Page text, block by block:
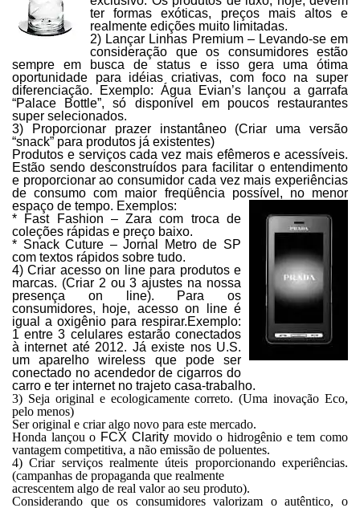
ter formas exóticas, preços mais altos e
realmente edições muito limitadas.
2) Lançar Linhas Premium – Levando-se em
consideração que os consumidores estão
sempre em busca de status e isso gera uma ótima
oportunidade para idéias criativas, com foco na super
diferenciação. Exemplo: Água Evian’s lançou a garrafa
“Palace Bottle”, só disponível em poucos restaurantes
super selecionados.
3) Proporcionar prazer instantâneo (Criar uma versão
“snack” para produtos já existentes)
Produtos e serviços cada vez mais efêmeros e acessíveis.
Estão sendo desconstruídos para facilitar o entendimento
e proporcionar ao consumidor cada vez mais experiências
de consumo com maior freqüência possível, no menor
espaço de tempo. Exemplos:
* Fast Fashion –Zaracom troca de
coleções rápidas e preço baixo.
* Snack Cuture –Jornal Metrode SP
com textos rápidos sobre tudo.
4) Criar acesso on line para produtos e
marcas. (Criar 2 ou 3 ajustes na nossa
presença on line). Para os
consumidores, hoje, acesso on line é
igual a oxigênio para respirar.Exemplo:
1 entre 3 celulares estarão conectados
à internet até 2012. Já existe nos U.S.
um aparelho wireless que pode ser
conectado no acendedor de cigarros do
carro e ter internet no trajeto casa-trabalho.
3) Seja original e ecologicamente correto. (Uma inovação Eco,
pelo menos)
Ser original e criar algo novo para este mercado.
Honda lançou o FCX Clarity movido o hidrogênio e tem como
vantagem competitiva, a não emissão de poluentes.
4) Criar serviços realmente úteis proporcionando experiências.
(campanhas de propaganda que realmente
acrescentem algo de real valor ao seu produto).
Considerando que os consumidores valorizam o autêntico, o